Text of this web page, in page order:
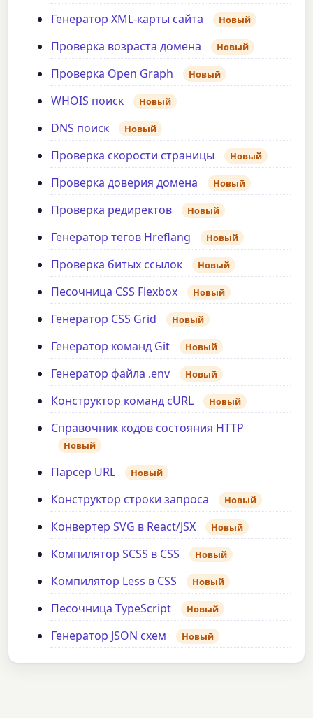
Генератор XML-карты сайта Новый
Проверка возраста домена Новый
Проверка Open Graph Новый
WHOIS поиск Новый
DNS поиск Новый
Проверка скорости страницы Новый
Проверка доверия домена Новый
Проверка редиректов Новый
Генератор тегов Hreflang Новый
Проверка битых ссылок Новый
Песочница CSS Flexbox Новый
Генератор CSS Grid Новый
Генератор команд Git Новый
Генератор файла .env Новый
Конструктор команд cURL Новый
Справочник кодов состояния HTTP
Новый
Парсер URL Новый
Конструктор строки запроса Новый
Конвертер SVG в React/JSX Новый
Компилятор SCSS в CSS Новый
Компилятор Less в CSS Новый
Песочница TypeScript Новый
Генератор JSON схем Новый